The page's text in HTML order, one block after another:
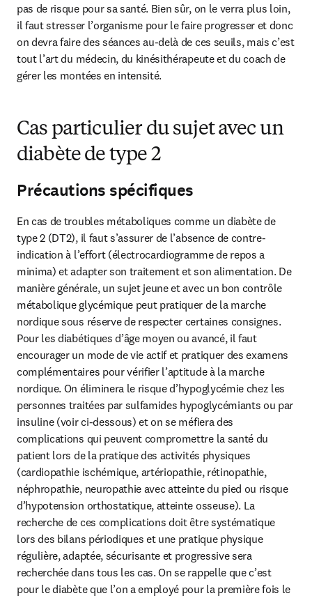
pas de risque pour sa santé. Bien sûr, on le verra plus loin,
il faut stresser l’organisme pour le faire progresser et donc
on devra faire des séances au-delà de ces seuils, mais c’est
tout l’art du médecin, du kinésithérapeute et du coach de
gérer les montées en intensité.
Cas particulier du sujet avec un
diabète de type 2
Précautions spécifiques
En cas de troubles métaboliques comme un diabète de
type 2 (DT2), il faut s’assurer de l’absence de contre-
indication à l’effort (électrocardiogramme de repos a
minima) et adapter son traitement et son alimentation. De
manière générale, un sujet jeune et avec un bon contrôle
métabolique glycémique peut pratiquer de la marche
nordique sous réserve de respecter certaines consignes.
Pour les diabétiques d’âge moyen ou avancé, il faut
encourager un mode de vie actif et pratiquer des examens
complémentaires pour vérifier l’aptitude à la marche
nordique. On éliminera le risque d’hypoglycémie chez les
personnes traitées par sulfamides hypoglycémiants ou par
insuline (voir ci-dessous) et on se méfiera des
complications qui peuvent compromettre la santé du
patient lors de la pratique des activités physiques
(cardiopathie ischémique, artériopathie, rétinopathie,
néphropathie, neuropathie avec atteinte du pied ou risque
d’hypotension orthostatique, atteinte osseuse). La
recherche de ces complications doit être systématique
lors des bilans périodiques et une pratique physique
régulière, adaptée, sécurisante et progressive sera
recherchée dans tous les cas. On se rappelle que c’est
pour le diabète que l’on a employé pour la première fois le